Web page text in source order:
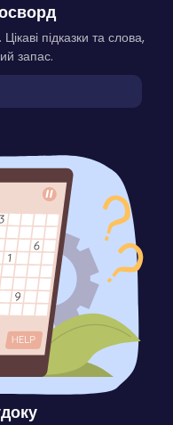
підказки та слова,
запас.